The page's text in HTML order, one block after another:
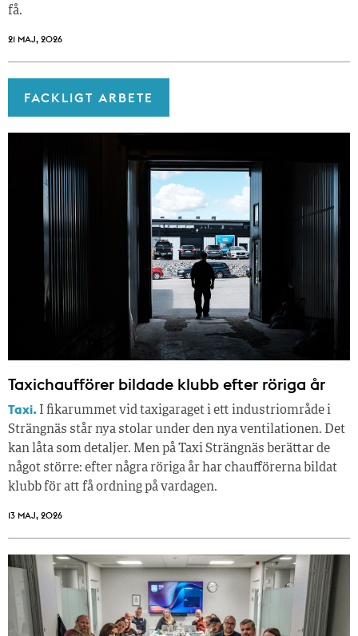
få.
21 MAJ, 2026
FACKLIGT ARBETE
Taxichaufförer bildade klubb efter röriga år
Taxi. I fikarummet vid taxigaraget i ett industriområde i
Strängnäs står nya stolar under den nya ventilationen. Det
kan låta som detaljer. Men på Taxi Strängnäs berättar de
något större: efter några röriga år har chaufförerna bildat
klubb för att få ordning på vardagen.
13 MAJ, 2026